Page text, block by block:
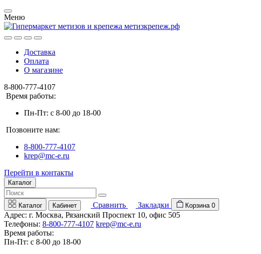
Меню
Доставка
Оплата
О магазине
8-800-777-4107
Время работы:
Пн-Пт: c 8-00 до 18-00
Позвоните нам:
8-800-777-4107
krep@mc-e.ru
Перейти в контакты
Каталог
Каталог Кабинет Сравнить Закладки Корзина 0
Адрес: г. Москва, Рязанский Проспект 10, офис 505
Телефоны: 8-800-777-4107 krep@mc-e.ru
Время работы:
Пн-Пт: c 8-00 до 18-00